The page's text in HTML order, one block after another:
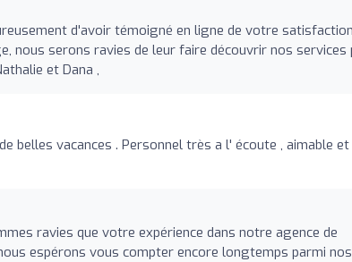
d'avoir témoigné en ligne de votre
nous serons ravies de leur faire découvrir nos services
et Dana ,
belles vacances . Personnel très a l' écoute , aimable et
ravies que votre expérience dans notre agence de
espérons vous compter encore longtemps parmi nos